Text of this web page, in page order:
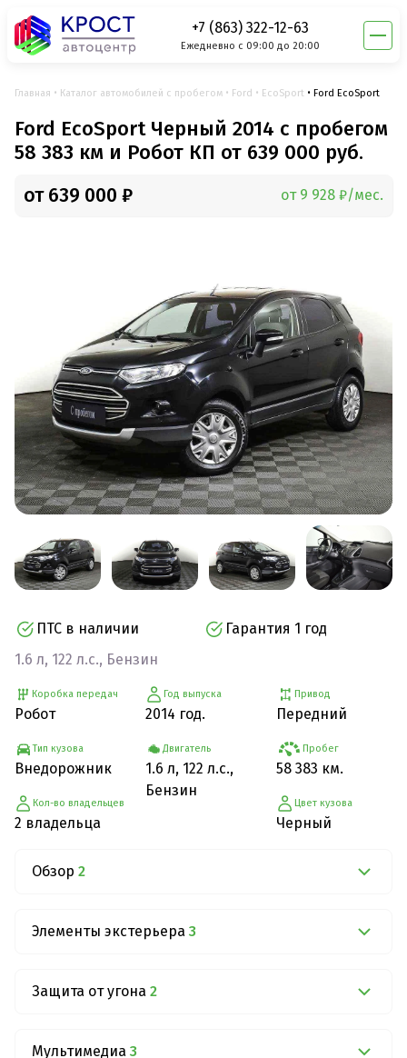
+7 (863) 322-12-63
Ежедневно с 09:00 до 20:00
Главная Каталог автомобилей с пробегом Ford EcoSport Ford EcoSport
Ford EcoSport Черный 2014 с пробегом
58 383 км и Робот КП от 639 000 руб.
от 639 000 ₽ от 9 928 ₽/мес.
ПТС в наличии
Гарантия 1 год
1.6 л, 122 л.с., Бензин
Коробка передач
Робот
Тип кузова
Внедорожник
Кол-во владельцев
2 владельца
Год выпуска
2014 год.
Двигатель
1.6 л, 122 л.с.,
Бензин
Привод
Передний
Пробег
58 383 км.
Цвет кузова
Черный
Обзор 2
Элементы экстерьера 3
Защита от угона 2
Мультимедиа 3